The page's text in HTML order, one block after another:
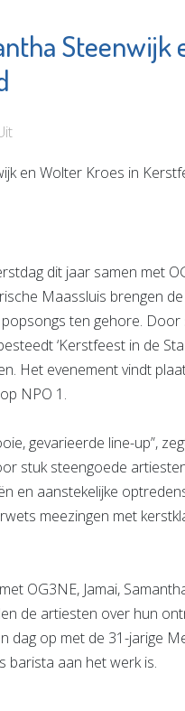
dit jaar samen met
Maassluis brengen
ten gehore.
‘Kerstfeest in de
Het evenement vindt
NPO 1.
gevarieerde line-up”,
stuk steengoede
en aanstekelijke
meezingen met
OG3NE, Jamai,
de artiesten over hun
dag op met de 31-jarige
barista aan het werk is.
ZorgSamen MVS